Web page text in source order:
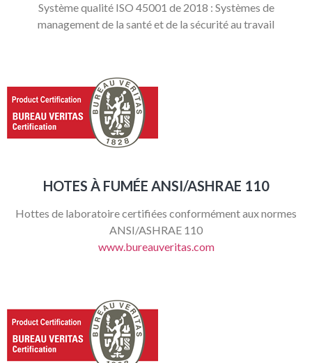
Système qualité ISO 45001 de 2018 : Systèmes de
management de la santé et de la sécurité au travail
HOTES À FUMÉE ANSI/ASHRAE 110
Hottes de laboratoire certifiées conformément aux normes
ANSI/ASHRAE 110
www.bureauveritas.com